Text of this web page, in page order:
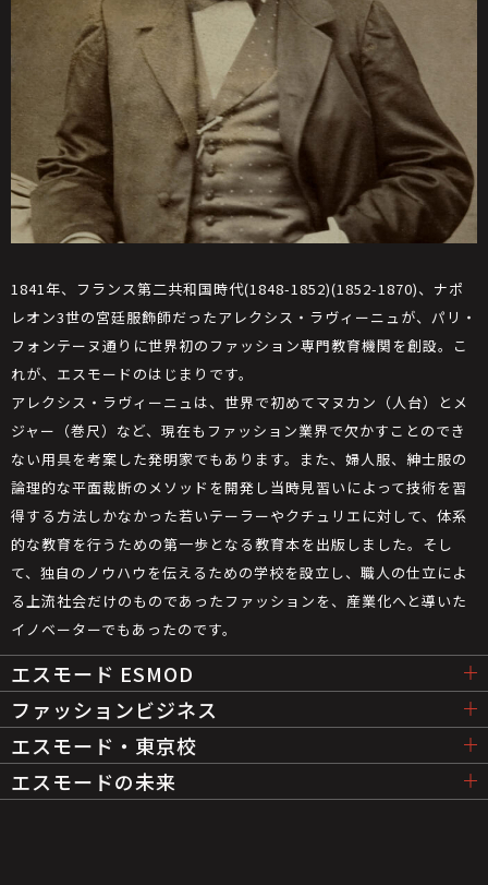
1841年、フランス第二共和国時代(1848-1852)(1852-1870)、ナポ
レオン3世の宮廷服飾師だったアレクシス・ラヴィーニュが、パリ・
フォンテーヌ通りに世界初のファッション専門教育機関を創設。こ
れが、エスモードのはじまりです。
アレクシス・ラヴィーニュは、世界で初めてマヌカン（人台）とメ
ジャー（巻尺）など、現在もファッション業界で欠かすことのでき
ない用具を考案した発明家でもあります。また、婦人服、紳士服の
論理的な平面裁断のメソッドを開発し当時見習いによって技術を習
得する方法しかなかった若いテーラーやクチュリエに対して、体系
的な教育を行うための第一歩となる教育本を出版しました。そし
て、独自のノウハウを伝えるための学校を設立し、職人の仕立によ
る上流社会だけのものであったファッションを、産業化へと導いた
イノベーターでもあったのです。
エスモード ESMOD
ファッションビジネス
エスモード・東京校
エスモードの未来